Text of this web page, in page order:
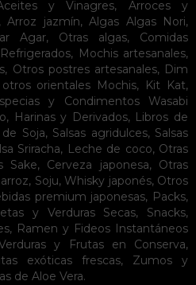
y Vinagres, Arroces y
, Arroz jazmín, Algas Algas Nori,
Agar, Otras algas, Comidas
, Mochis artesanales,
, Otros postres artesanales, Dim
orientales Mochis, Kit Kat,
y Condimentos
Wasabi
, Harinas y Derivados, Libros de
de Soja, Salsas agridulces, Salsas
Sriracha, Leche de coco, Otras
Sake, Cerveza japonesa, Otras
, Soju, Whisky japonés, Otros
premium japonesas, Packs,
y Verduras Secas, Snacks,
, Ramen y Fideos Instantáneos
y Frutas en Conserva,
exóticas frescas, Zumos y
de Aloe Vera.